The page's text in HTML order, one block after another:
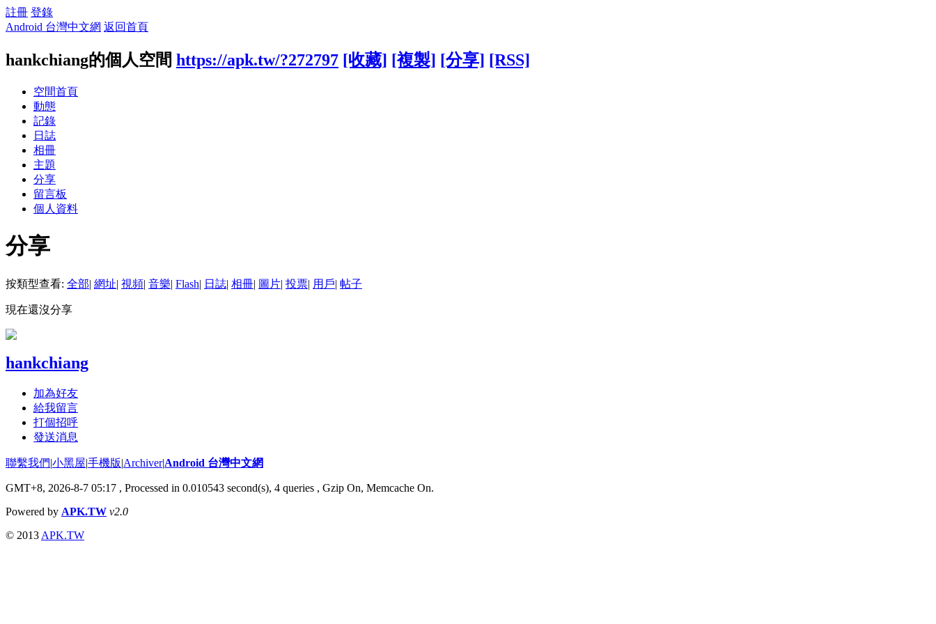
註冊 登錄
Android 台灣中文網 返回首頁
hankchiang的個人空間 https://apk.tw/?272797 [收藏] [複製] [分享] [RSS]
空間首頁
動態
記錄
日誌
相冊
主題
分享
留言板
個人資料
分享
按類型查看: 全部| 網址| 視頻| 音樂| Flash| 日誌| 相冊| 圖片| 投票| 用戶| 帖子
現在還沒分享
hankchiang
加為好友
給我留言
打個招呼
發送消息
聯繫我們|小黑屋|手機版|Archiver|Android 台灣中文網
GMT+8, 2026-8-7 05:17 , Processed in 0.010543 second(s), 4 queries , Gzip On, Memcache On.
Powered by APK.TW v2.0
© 2013 APK.TW